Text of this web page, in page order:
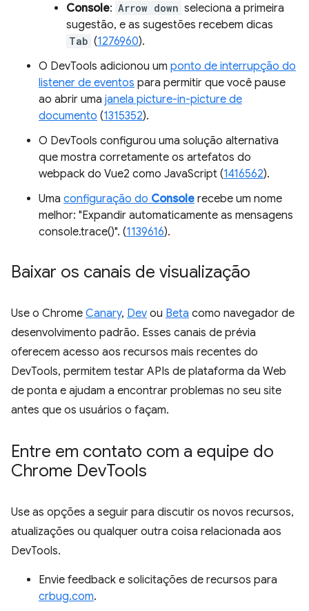
Console: Arrow down seleciona a primeira
sugestão, e as sugestões recebem dicas
Tab (1276960).
O DevTools adicionou um ponto de interrupção do
listener de eventos para permitir que você pause
ao abrir uma janela picture-in-picture de
documento (1315352).
O DevTools configurou uma solução alternativa
que mostra corretamente os artefatos do
webpack do Vue2 como JavaScript (1416562).
Uma configuração do Console recebe um nome
melhor: "Expandir automaticamente as mensagens
console.trace()". (1139616).
Baixar os canais de visualização
Use o Chrome Canary, Dev ou Beta como navegador de
desenvolvimento padrão. Esses canais de prévia
oferecem acesso aos recursos mais recentes do
DevTools, permitem testar APIs de plataforma da Web
de ponta e ajudam a encontrar problemas no seu site
antes que os usuários o façam.
Entre em contato com a equipe do
Chrome DevTools
Use as opções a seguir para discutir os novos recursos,
atualizações ou qualquer outra coisa relacionada aos
DevTools.
Envie feedback e solicitações de recursos para
crbug.com.